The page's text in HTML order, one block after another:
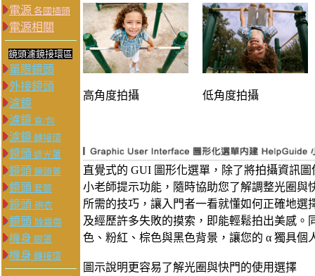
電源 各國插頭
電源相關
鏡頭濾鏡接環區
單眼鏡頭
外接鏡頭
濾鏡
濾鏡 盒/包
濾鏡 轉接環
鏡頭 遮光罩
鏡頭 鏡頭蓋
鏡頭 套筒
鏡頭 砲衣
鏡頭 除霧帶
機身 眼罩
機身 轉接環
高角度拍攝 低角度拍攝
直覺式的 GUI 圖形化選單，除了將拍攝資訊
小老師提示功能，隨時協助您了解調整光圈
所需的技巧，讓入門者一看就懂如何正確地
及經歷許多失敗的摸索，即能輕鬆拍出美感
色、粉紅、棕色與黑色背景，讓您的 α 獨具個
圖示說明更容易了解光圈與快門的使用選擇